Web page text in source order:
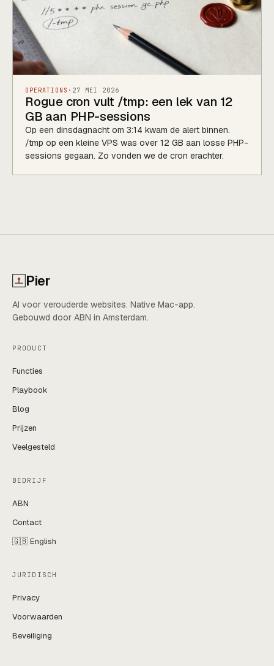
OPERATIONS · 27 MEI 2026
Rogue cron vult /tmp: een lek van 12
GB aan PHP-sessions
Op een dinsdagnacht om 3:14 kwam de alert binnen.
/tmp op een kleine VPS was over 12 GB aan losse PHP-
sessions gegaan. Zo vonden we de cron erachter.
Pier
AI voor verouderde websites. Native Mac-app.
Gebouwd door ABN in Amsterdam.
PRODUCT
Functies
Playbook
Blog
Prijzen
Veelgesteld
BEDRIJF
ABN
Contact
🇬🇧 English
JURIDISCH
Privacy
Voorwaarden
Beveiliging